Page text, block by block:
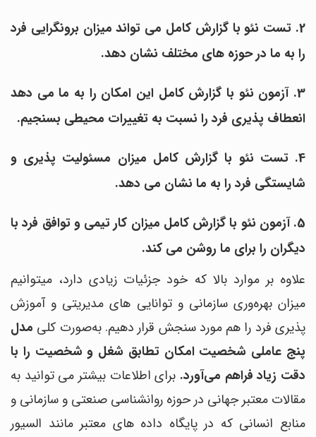
2. تست نئو با گزارش کامل می تواند میزان برونگرایی فرد
را به ما در حوزه های مختلف نشان دهد.
3. آزمون نئو با گزارش کامل این امکان را به ما می دهد
انعطاف پذیری فرد را نسبت به تغییرات محیطی بسنجیم.
4. تست نئو با گزارش کامل میزان مسئولیت پذیری و
شایستگی فرد را به ما نشان می دهد.
5. آزمون نئو با گزارش کامل میزان کار تیمی و توافق فرد با
دیگران را برای ما روشن می کند.
علاوه بر موارد بالا که خود جزئیات زیادی دارد، میتوانیم
میزان بهره‌وری سازمانی و توانایی های مدیریتی و آموزش
پذیری فرد را هم مورد سنجش قرار دهیم. به‌صورت کلی مدل
پنج عاملی شخصیت امکان تطابق شغل و شخصیت را با
دقت زیاد فراهم می‌آورد. برای اطلاعات بیشتر می توانید به
مقالات معتبر جهانی در حوزه روانشناسی صنعتی و سازمانی و
منابع انسانی که در پایگاه داده های معتبر مانند السیور